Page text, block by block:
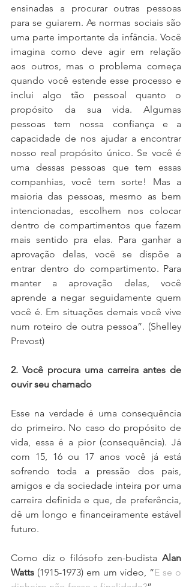
ensinadas a procurar outras pessoas
para se guiarem. As normas sociais são
uma parte importante da infância. Você
imagina como deve agir em relação
aos outros, mas o problema começa
quando você estende esse processo e
inclui algo tão pessoal quanto o
propósito da sua vida. Algumas
pessoas tem nossa confiança e a
capacidade de nos ajudar a encontrar
nosso real propósito único. Se você é
uma dessas pessoas que tem essas
companhias, você tem sorte! Mas a
maioria das pessoas, mesmo as bem
intencionadas, escolhem nos colocar
dentro de compartimentos que fazem
mais sentido pra elas. Para ganhar a
aprovação delas, você se dispõe a
entrar dentro do compartimento. Para
manter a aprovação delas, você
aprende a negar seguidamente quem
você é. Em situações demais você vive
num roteiro de outra pessoa”. (Shelley
Prevost)
2. Você procura uma carreira antes de
ouvir seu chamado
Esse na verdade é uma consequência
do primeiro. No caso do propósito de
vida, essa é a pior (consequência). Já
com 15, 16 ou 17 anos você já está
sofrendo toda a pressão dos pais,
amigos e da sociedade inteira por uma
carreira definida e que, de preferência,
dê um longo e financeiramente estável
futuro.
Como diz o filósofo zen-budista Alan
Watts (1915-1973) em um vídeo, “E se o